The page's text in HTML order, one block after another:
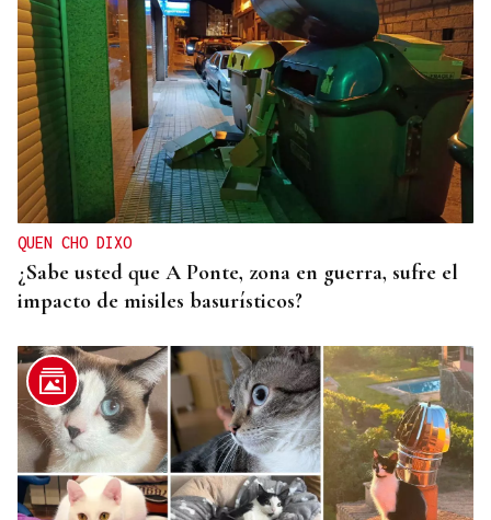
QUEN CHO DIXO
¿Sabe usted que A Ponte, zona en guerra, sufre el
impacto de misiles basurísticos?